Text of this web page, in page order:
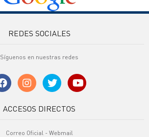
REDES SOCIALES
Síguenos en nuestras redes
ACCESOS DIRECTOS
Correo Oficial - Webmail